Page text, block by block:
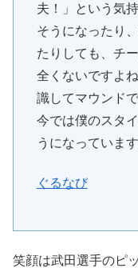
夫！」という気
そうになったり
たりしても、チ
全くないですよ
識してマウンド
今では僕のスタ
うになっています
ぐるなび
笑顔は武田選手のピ